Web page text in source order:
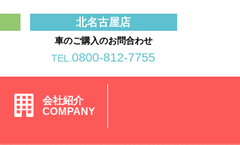
北名古屋店
車のご購入のお問合わせ
TEL.0800-812-7755
会社紹介
COMPANY